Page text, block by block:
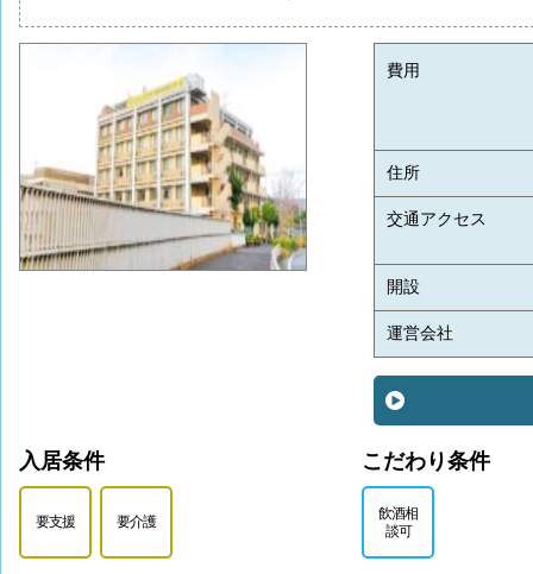
費用
住所
交通アクセス
開設
運営会社
入居条件
要支援 要介護
こだわり条件
飲酒相
談可